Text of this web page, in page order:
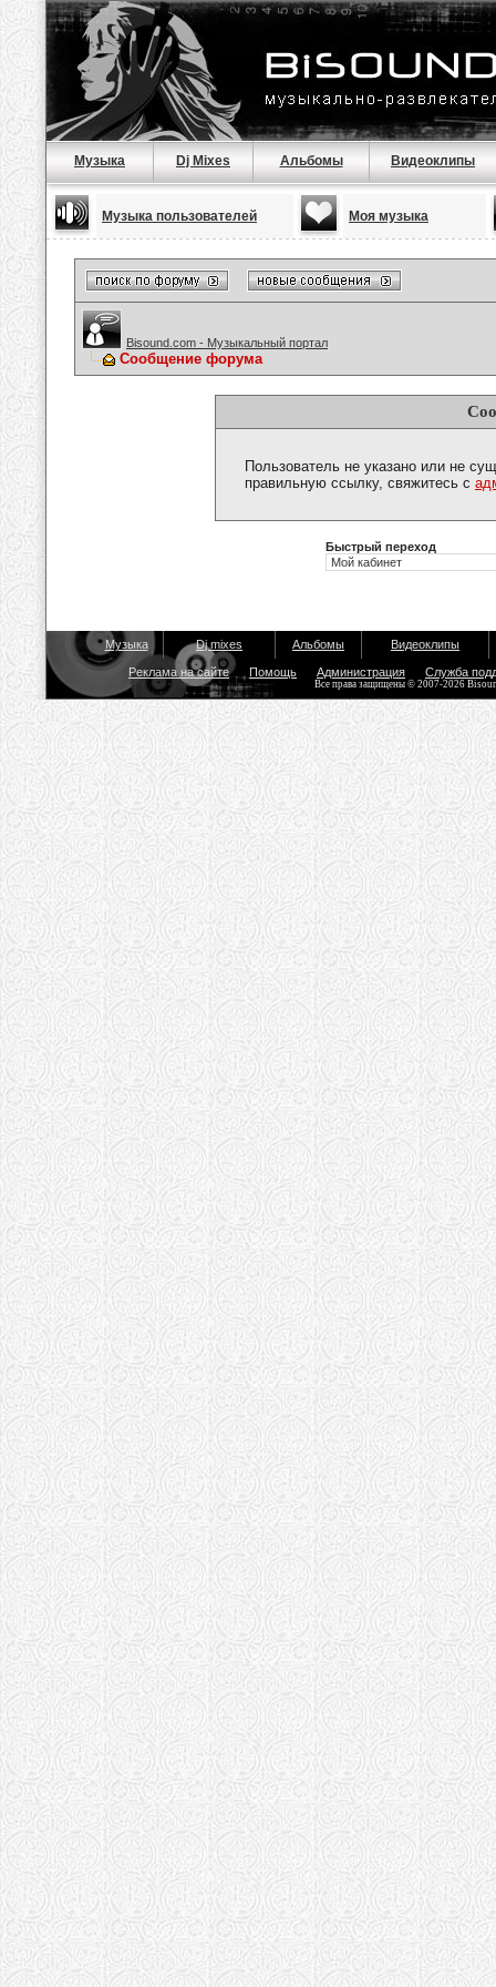
Музыка Dj Mixes Альбомы Видеоклипы
Музыка пользователей Моя музыка
Bisound.com - Музыкальный портал
Сообщение форума
Пользователь не указано или не
правильную ссылку, свяжитесь с
Быстрый переход
Музыка Dj mixes Альбомы Видеоклипы
Реклама на сайте Помощь Администрация Служба
Все права защищены © 2007-2026